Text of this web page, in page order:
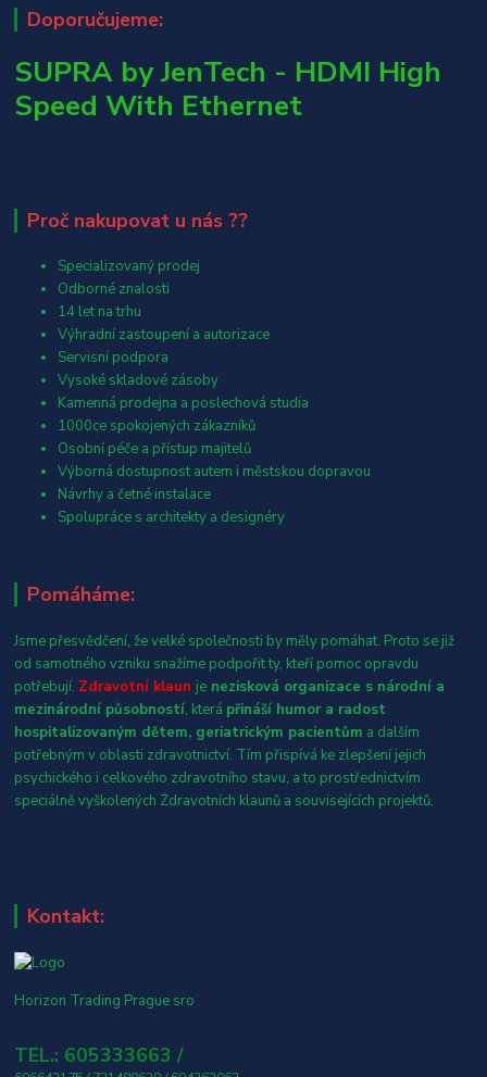
Doporučujeme:
SUPRA by JenTech - HDMI High
Speed With Ethernet
Proč nakupovat u nás ??
Specializovaný prodej
Odborné znalosti
14 let na trhu
Výhradní zastoupení a autorizace
Servisní podpora
Vysoké skladové zásoby
Kamenná prodejna a poslechová studia
1000ce spokojených zákazníků
Osobní péče a přístup majitelů
Výborná dostupnost autem i městskou dopravou
Návrhy a četné instalace
Spolupráce s architekty a designéry
Pomáháme:
Jsme přesvědčení, že velké společnosti by měly pomáhat. Proto se již
od samotného vzniku snažíme podpořit ty, kteří pomoc opravdu
potřebují. Zdravotní klaun je nezisková organizace s národní a
mezinárodní působností, která přináší humor a radost
hospitalizovaným dětem, geriatrickým pacientům a dalším
potřebným v oblasti zdravotnictví. Tím přispívá ke zlepšení jejich
psychického i celkového zdravotního stavu, a to prostřednictvím
speciálně vyškolených Zdravotních klaunů a souvisejících projektů.
Kontakt:
Horizon Trading Prague sro
TEL.: 605333663 /